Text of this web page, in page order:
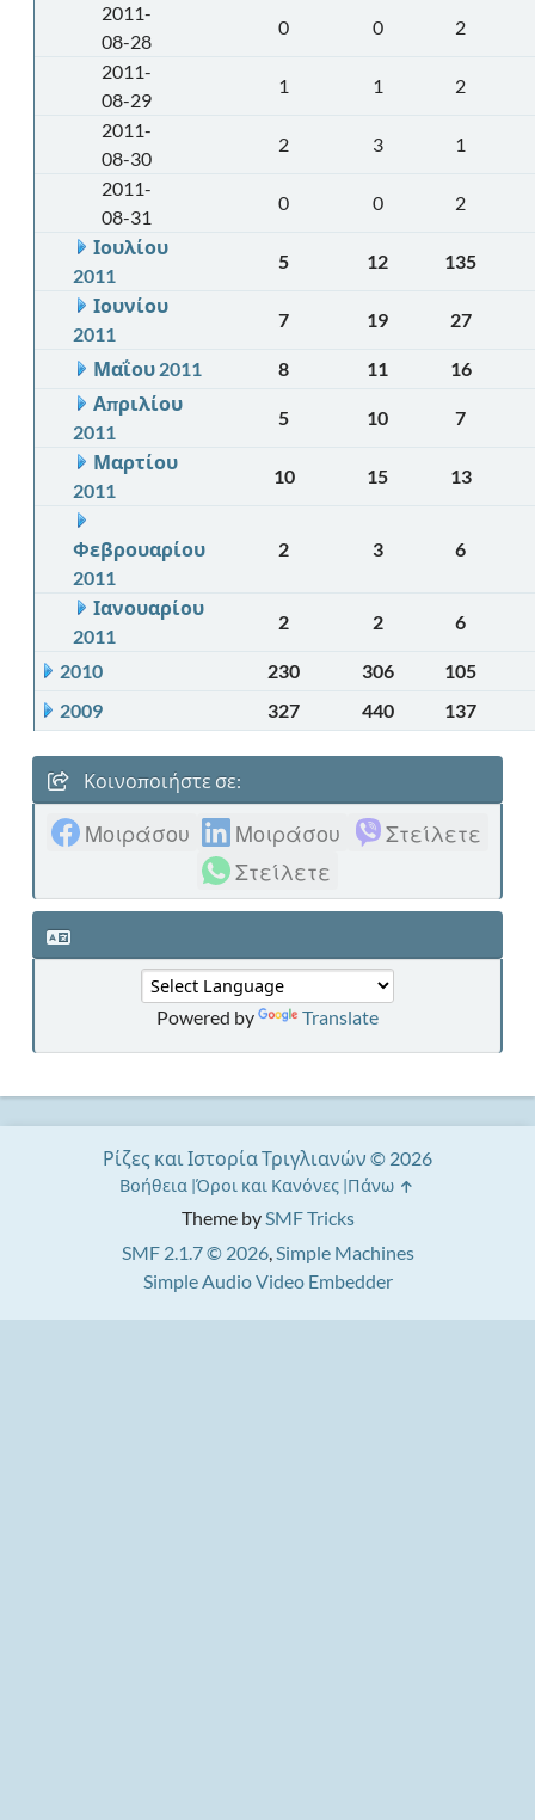
2011-
08-28
0 0
2
2011-
08-29
1 1
2
2011-
08-30
2 3
1
2011-
08-31
0 0
2
Ιουλίου
2011
5 12
135
Ιουνίου
2011
7 19 27
Μαΐου 2011 8 11
16
Απριλίου
2011
5 10
7
Μαρτίου
2011
10 15 13
Φεβρουαρίου
2011
2 3 6
Ιανουαρίου
2011
2 2 6
2010 230 306
105
2009
327 440 137
Κοινοποιήστε σε:
Μοιράσου Μοιράσου
Στείλετε
Στείλετε
Powered by Translate
Theme bySMF Tricks
SMF 2.1.7 © 2026,Simple Machines
Simple Audio Video Embedder
Ρίζες και Ιστορία Τριγλιανών © 2026
Βοήθεια Όροι και Κανόνες Πάνω